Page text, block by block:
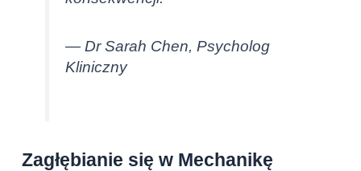
— Dr Sarah Chen, Psycholog
Kliniczny
Zagłębianie się w Mechanikę